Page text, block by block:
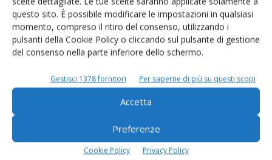
questo sito. È possibile modificare le impostazioni in qualsiasi
momento, compreso il ritiro del consenso, utilizzando i
pulsanti della Cookie Policy o cliccando sul pulsante di gestione
del consenso nella parte inferiore dello schermo.
Gestisci 1378 fornitori Per saperne di più su questi scopi
Accetta
Preferenze
Cookie Policy Privacy Policy
mesi e oltre
Reggio-Emilia
Produzione minino 15
mesi e oltre
11,20 - 11,30 -
9,8%
mesi e oltre
11,30
11,75 -
Produzione minino 30
12,55 - 13,05